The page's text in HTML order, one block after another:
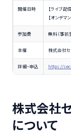
開催日時
【ライブ配
【オンデマ
参加費 無料（事前
主催 株式会社セ
詳細・申込 https://
株式会社
について